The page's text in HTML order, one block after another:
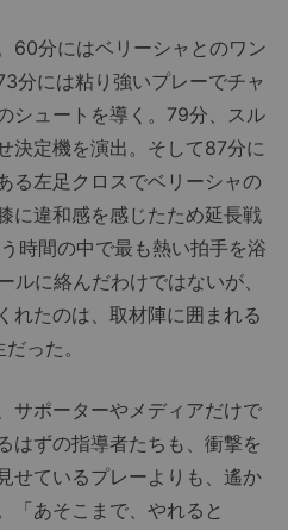
60分にはベリーシャとのワン
分には粘り強いプレーでチャ
シュートを導く。79分、スル
決定機を演出。そして87分に
る左足クロスでベリーシャの
に違和感を感じたため延長戦
時間の中で最も熱い拍手を浴
ルに絡んだわけではないが、
れたのは、取材陣に囲まれる
った。
サポーターやメディアだけで
はずの指導者たちも、衝撃を
せているプレーよりも、遙か
「あそこまで、やれると